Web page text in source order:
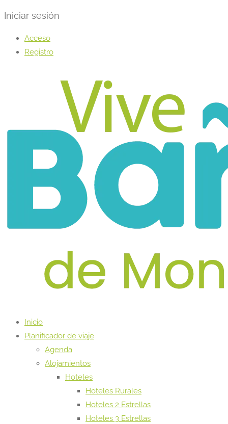
Iniciar sesión
Acceso
Registro
Inicio
Planificador de viaje
Agenda
Alojamientos
Hoteles
Hoteles Rurales
Hoteles 2 Estrellas
Hoteles 3 Estrellas